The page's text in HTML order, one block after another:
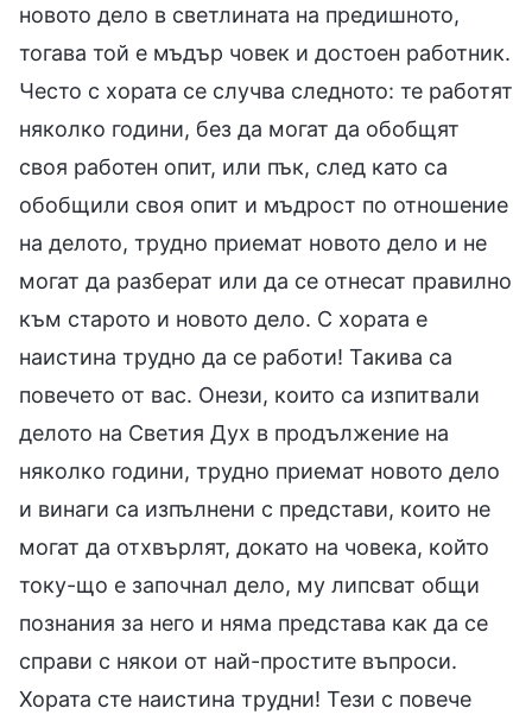
новото дело в светлината на предишното,
тогава той е мъдър човек и достоен работник.
Често с хората се случва следното: те работят
няколко години, без да могат да обобщят
своя работен опит, или пък, след като са
обобщили своя опит и мъдрост по отношение
на делото, трудно приемат новото дело и не
могат да разберат или да се отнесат правилно
към старото и новото дело. С хората е
наистина трудно да се работи! Такива са
повечето от вас. Онези, които са изпитвали
делото на Светия Дух в продължение на
няколко години, трудно приемат новото дело
и винаги са изпълнени с представи, които не
могат да отхвърлят, докато на човека, който
току-що е започнал дело, му липсват общи
познания за него и няма представа как да се
справи с някои от най-простите въпроси.
Хората сте наистина трудни! Тези с повече